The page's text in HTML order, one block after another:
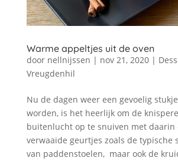
Warme appeltjes uit de oven
door nellnijssen | nov 21, 2020|
Vreugdenhil
Nu de dagen weer een gevoelig
worden, is het heerlijk om de
buitenlucht op te snuiven met daarin
verwaaide geurtjes zoals de typische
van paddenstoelen, maar ook de